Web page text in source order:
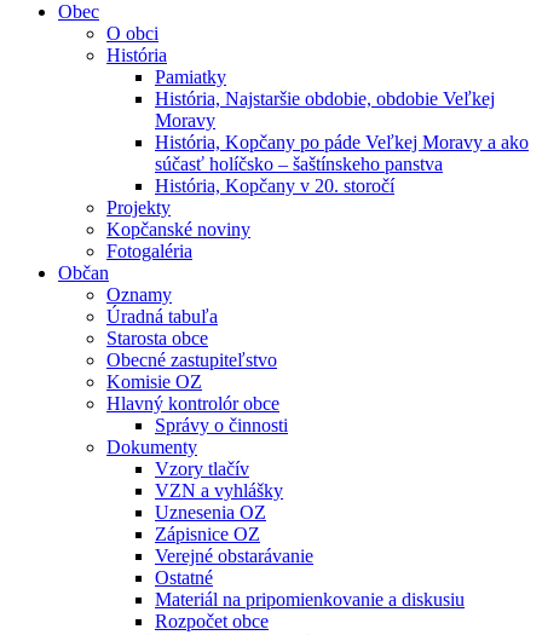
Obec
O obci
História
Pamiatky
História, Najstaršie obdobie, obdobie Veľkej
Moravy
História, Kopčany po páde Veľkej Moravy a ako
súčasť holíčsko – šaštínskeho panstva
História, Kopčany v 20. storočí
Projekty
Kopčanské noviny
Fotogaléria
Občan
Oznamy
Úradná tabuľa
Starosta obce
Obecné zastupiteľstvo
Komisie OZ
Hlavný kontrolór obce
Správy o činnosti
Dokumenty
Vzory tlačív
VZN a vyhlášky
Uznesenia OZ
Zápisnice OZ
Verejné obstarávanie
Ostatné
Materiál na pripomienkovanie a diskusiu
Rozpočet obce